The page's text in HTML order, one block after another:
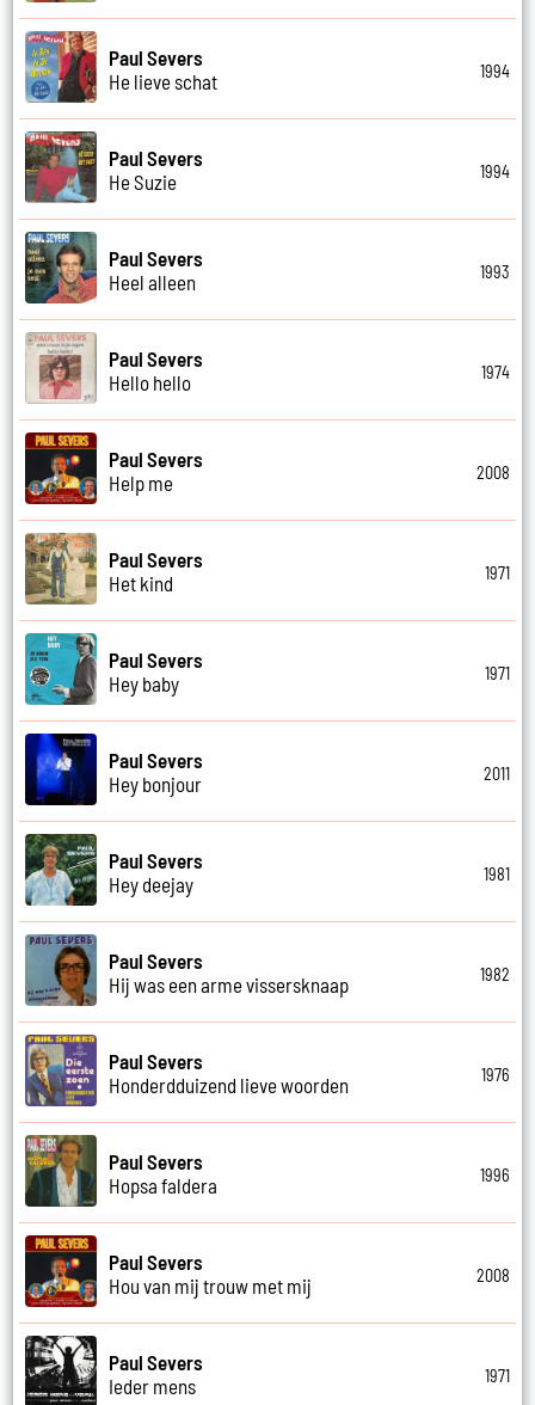
Paul Severs
He lieve schat
1994
Paul Severs
He Suzie
1994
Paul Severs
Heel alleen
1993
Paul Severs
Hello hello
1974
Paul Severs
Help me
2008
Paul Severs
Het kind
1971
Paul Severs
Hey baby
1971
Paul Severs
Hey bonjour
2011
Paul Severs
Hey deejay
1981
Paul Severs
Hij was een arme vissersknaap
1982
Paul Severs
Honderdduizend lieve woorden
1976
Paul Severs
Hopsa faldera
1996
Paul Severs
Hou van mij trouw met mij
2008
Paul Severs
Ieder mens
1971